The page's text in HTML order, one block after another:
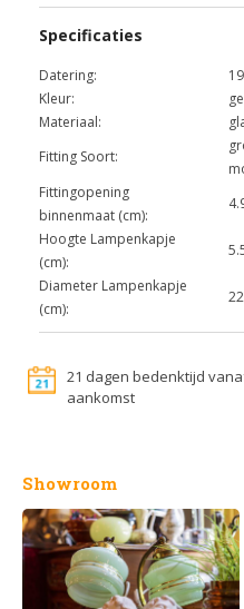
Specificaties
Datering:
Kleur:
Materiaal:
Fitting Soort:
Fittingopening
binnenmaat (cm):
Hoogte Lampenkapje
(cm):
Diameter Lampenkapje
(cm):
21 dagen bedenktijd
aankomst
Showroom